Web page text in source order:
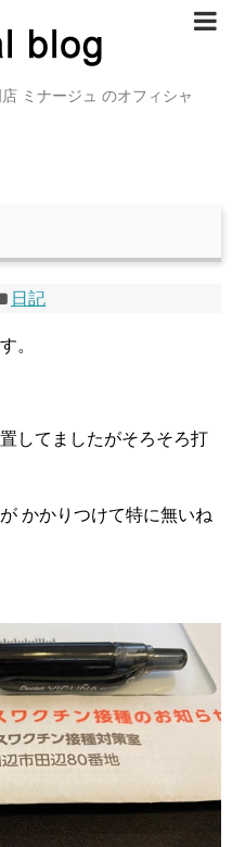
ミナージュ のオフィシャ
日記
。
してましたがそろそろ打
かかりつけて特に無いね